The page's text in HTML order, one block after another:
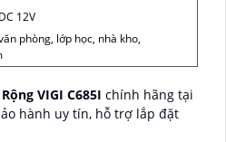
12V
phòng, lớp học, nhà kho,
VIGI C685I chính hãng tại
hành uy tín, hỗ trợ lắp đặt